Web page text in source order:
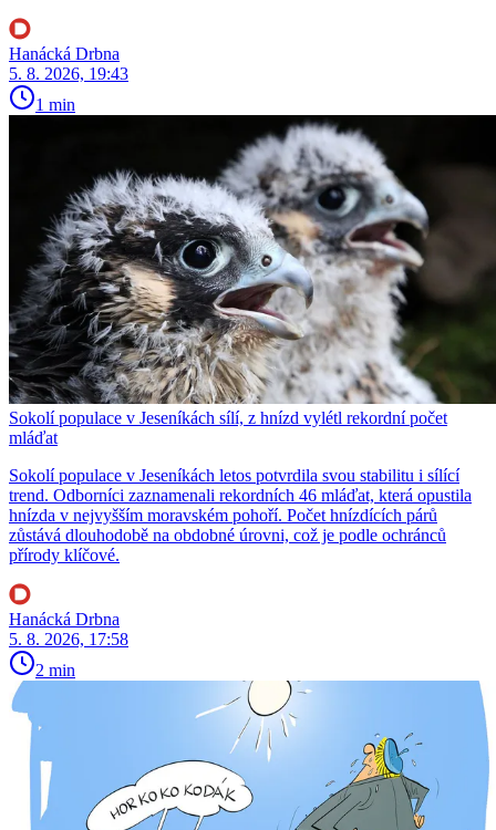
Hanácká Drbna
5. 8. 2026, 19:43
1 min
Sokolí populace v Jeseníkách sílí, z hnízd vylétl rekordní počet
mláďat
Sokolí populace v Jeseníkách letos potvrdila svou stabilitu i sílící
trend. Odborníci zaznamenali rekordních 46 mláďat, která opustila
hnízda v nejvyšším moravském pohoří. Počet hnízdících párů
zůstává dlouhodobě na obdobné úrovni, což je podle ochránců
přírody klíčové.
Hanácká Drbna
5. 8. 2026, 17:58
2 min